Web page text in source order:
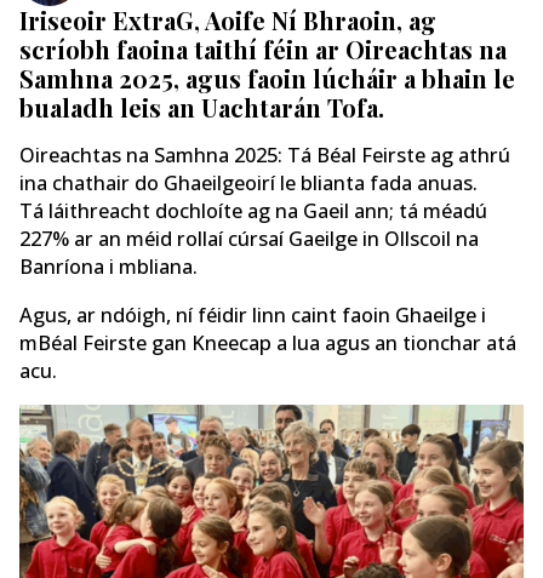
Iriseoir ExtraG, Aoife Ní Bhraoin, ag
scríobh faoina taithí féin ar Oireachtas na
Samhna 2025, agus faoin lúcháir a bhain le
bualadh leis an Uachtarán Tofa.
Oireachtas na Samhna 2025: Tá Béal Feirste ag athrú
ina chathair do Ghaeilgeoirí le blianta fada anuas.
Tá láithreacht dochloíte ag na Gaeil ann; tá méadú
227% ar an méid rollaí cúrsaí Gaeilge in Ollscoil na
Banríona i mbliana.
Agus, ar ndóigh, ní féidir linn caint faoin Ghaeilge i
mBéal Feirste gan Kneecap a lua agus an tionchar atá
acu.